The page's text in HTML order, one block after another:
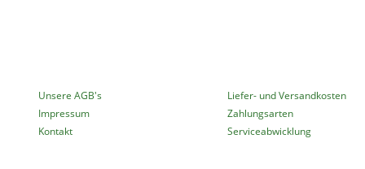
Unsere AGB's
Impressum
Kontakt
Liefer- und Versandkosten
Zahlungsarten
Serviceabwicklung